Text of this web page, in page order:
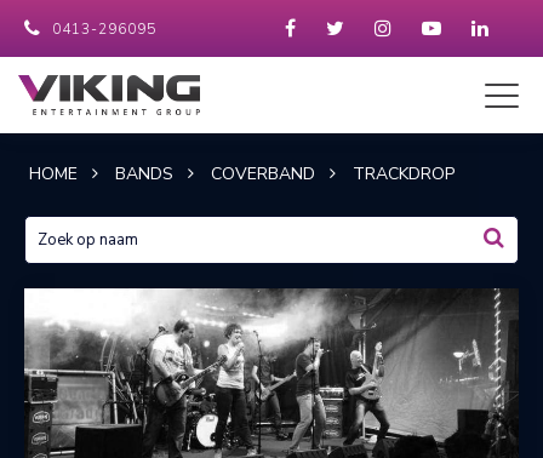
0413-296095
HOME BANDS COVERBAND TRACKDROP